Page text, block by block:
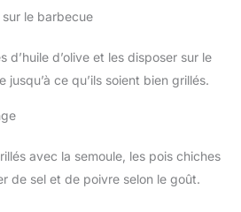
le barbecue
d’huile d’olive et les disposer sur le
ce qu’ils soient bien grillés.
avec la semoule, les pois chiches
de sel et de poivre selon le goût.